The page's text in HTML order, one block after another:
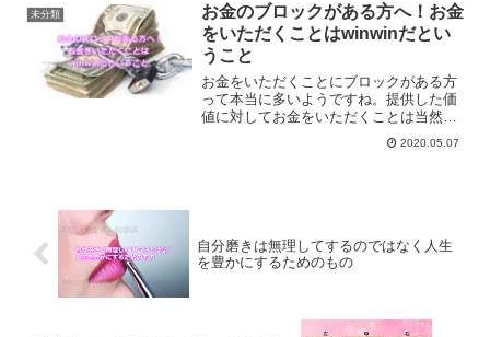
未分類
お金のブロックがある方へ！お金
をいただくことはwinwinだとい
うこと
お金をいただくことにブロックがある方
って本当に多いようですね。提供した価
値に対してお金をいただくことは当然の
ことです。お金をいただくことはwinwin
だということについてご紹介していきま
2020.05.07
自分磨きは無理してするのではなく人生
を豊かにするためのもの